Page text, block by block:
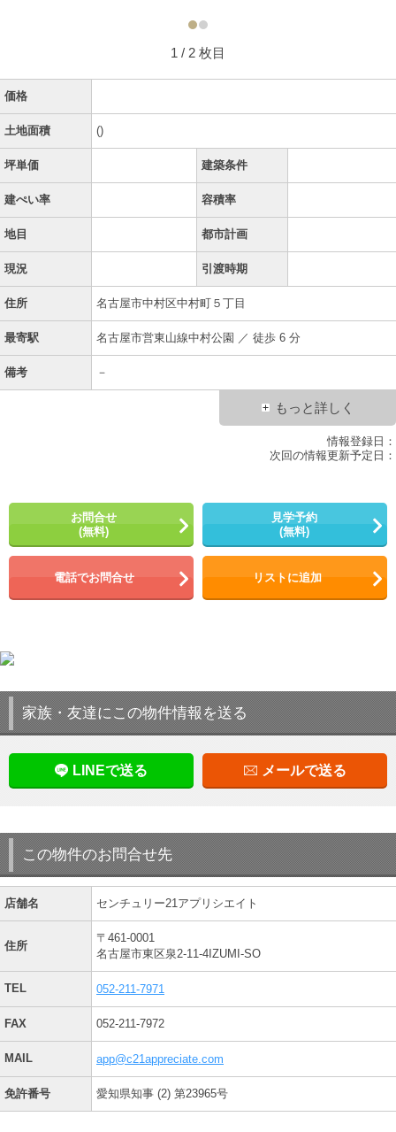
1 / 2 枚目
価格
土地面積 ()
坪単価 建築条件
建ぺい率 容積率
地目 都市計画
現況 引渡時期
住所 名古屋市中村区中村町５丁目
最寄駅 名古屋市営東山線中村公園 ／ 徒歩 6 分
備考 －
もっと詳しく
情報登録日：
次回の情報更新予定日：
お問合せ
(無料)
見学予約
(無料)
電話でお問合せ リストに追加
家族・友達にこの物件情報を送る
LINEで送る メールで送る
この物件のお問合せ先
店舗名 センチュリー21アプリシエイト
住所
〒461-0001
名古屋市東区泉2-11-4IZUMI-SO
TEL 052-211-7971
FAX 052-211-7972
MAIL app@c21appreciate.com
免許番号 愛知県知事 (2) 第23965号